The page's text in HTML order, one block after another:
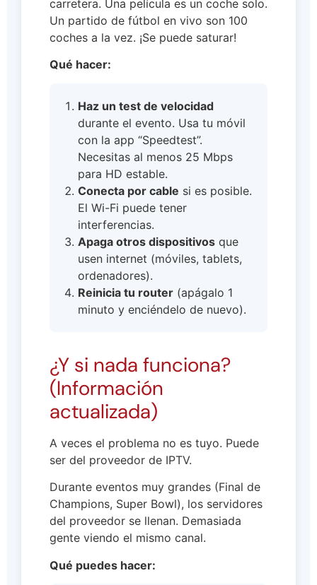
carretera. Una película es un coche solo.
Un partido de fútbol en vivo son 100
coches a la vez. ¡Se puede saturar!
Qué hacer:
Haz un test de velocidad
durante el evento. Usa tu móvil
con la app “Speedtest”.
Necesitas al menos 25 Mbps
para HD estable.
Conecta por cable si es posible.
El Wi-Fi puede tener
interferencias.
Apaga otros dispositivos que
usen internet (móviles, tablets,
ordenadores).
Reinicia tu router (apágalo 1
minuto y enciéndelo de nuevo).
¿Y si nada funciona?
(Información
actualizada)
A veces el problema no es tuyo. Puede
ser del proveedor de IPTV.
Durante eventos muy grandes (Final de
Champions, Super Bowl), los servidores
del proveedor se llenan. Demasiada
gente viendo el mismo canal.
Qué puedes hacer: